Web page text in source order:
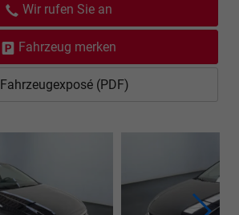
Wir rufen Sie an
Fahrzeug merken
Fahrzeugexposé (PDF)